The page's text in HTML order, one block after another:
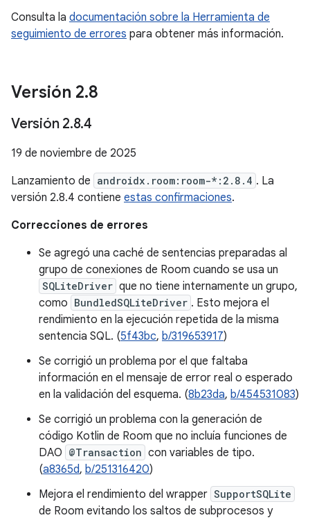
Consulta la documentación sobre la Herramienta de
seguimiento de errores para obtener más información.
Versión 2.8
Versión 2.8.4
19 de noviembre de 2025
Lanzamiento de androidx.room:room-*:2.8.4 . La
versión 2.8.4 contiene estas confirmaciones.
Correcciones de errores
Se agregó una caché de sentencias preparadas al
grupo de conexiones de Room cuando se usa un
SQLiteDriver que no tiene internamente un grupo,
como BundledSQLiteDriver . Esto mejora el
rendimiento en la ejecución repetida de la misma
sentencia SQL. (5f43bc, b/319653917)
Se corrigió un problema por el que faltaba
información en el mensaje de error real o esperado
en la validación del esquema. (8b23da, b/454531083)
Se corrigió un problema con la generación de
código Kotlin de Room que no incluía funciones de
DAO @Transaction con variables de tipo.
(a8365d, b/251316420)
Mejora el rendimiento del wrapper SupportSQLite
de Room evitando los saltos de subprocesos y